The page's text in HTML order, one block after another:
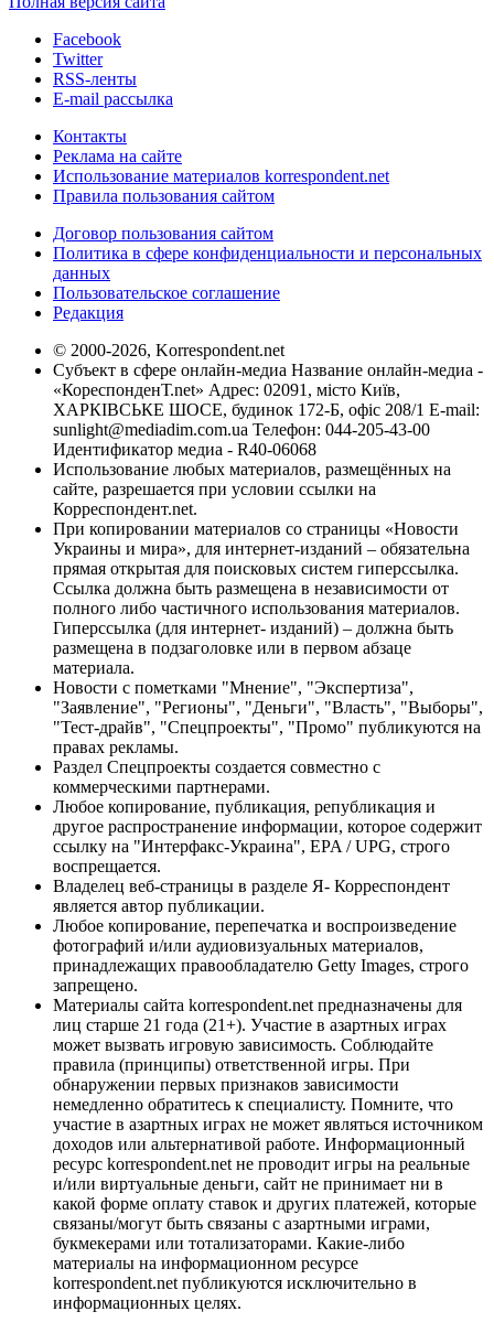
Facebook
Twitter
RSS-ленты
E-mail рассылка
Контакты
Реклама на сайте
Использование материалов korrespondent.net
Правила пользования сайтом
Договор пользования сайтом
Политика в сфере конфиденциальности и персональных
данных
Пользовательское соглашение
Редакция
© 2000-2026, Korrespondent.net
Субъект в сфере онлайн-медиа Название онлайн-медиа -
«КореспонденТ.net» Адрес: 02091, місто Київ,
ХАРКІВСЬКЕ ШОСЕ, будинок 172-Б, офіс 208/1 E-mail:
sunlight@mediadim.com.ua Телефон: 044-205-43-00
Идентификатор медиа - R40-06068
Использование любых материалов, размещённых на
сайте, разрешается при условии ссылки на
Корреспондент.net.
При копировании материалов со страницы «Новости
Украины и мира», для интернет-изданий – обязательна
прямая открытая для поисковых систем гиперссылка.
Ссылка должна быть размещена в независимости от
полного либо частичного использования материалов.
Гиперссылка (для интернет- изданий) – должна быть
размещена в подзаголовке или в первом абзаце
материала.
Новости с пометками "Мнение", "Экспертиза",
"Заявление", "Регионы", "Деньги", "Власть", "Выборы",
"Тест-драйв", "Спецпроекты", "Промо" публикуются на
правах рекламы.
Раздел Спецпроекты создается совместно с
коммерческими партнерами.
Любое копирование, публикация, републикация и
другое распространение информации, которое содержит
ссылку на "Интерфакс-Украина", EPA / UPG, строго
воспрещается.
Владелец веб-страницы в разделе Я- Корреспондент
является автор публикации.
Любое копирование, перепечатка и воспроизведение
фотографий и/или аудиовизуальных материалов,
принадлежащих правообладателю Getty Images, строго
запрещено.
Материалы сайта korrespondent.net предназначены для
лиц старше 21 года (21+). Участие в азартных играх
может вызвать игровую зависимость. Соблюдайте
правила (принципы) ответственной игры. При
обнаружении первых признаков зависимости
немедленно обратитесь к специалисту. Помните, что
участие в азартных играх не может являться источником
доходов или альтернативой работе. Информационный
ресурс korrespondent.net не проводит игры на реальные
и/или виртуальные деньги, сайт не принимает ни в
какой форме оплату ставок и других платежей, которые
связаны/могут быть связаны с азартными играми,
букмекерами или тотализаторами. Какие-либо
материалы на информационном ресурсе
korrespondent.net публикуются исключительно в
информационных целях.